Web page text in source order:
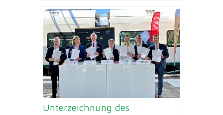
Unterzeichnung des